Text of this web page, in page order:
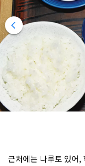
근처에는 나루토 있어,